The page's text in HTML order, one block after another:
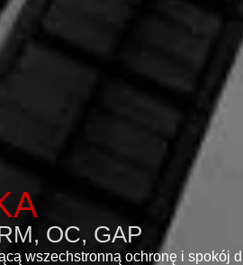
OC, GAP
wszechstronną ochronę i spokój